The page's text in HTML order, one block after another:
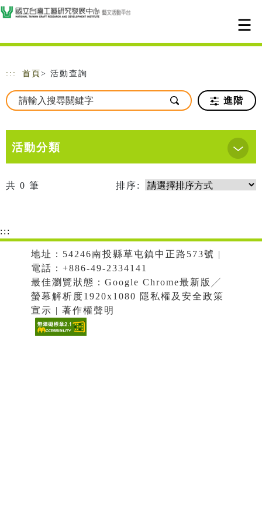
跳到主要內容
網站導覽
::: 首頁 > 活動查詢
進階
活動分類
共 0 筆 排序:
:::
地址：54246南投縣草屯鎮中正路573號 |
電話：+886-49-2334141
最佳瀏覽狀態：Google Chrome最新版╱
螢幕解析度1920x1080 隱私權及安全政策
宣示 | 著作權聲明